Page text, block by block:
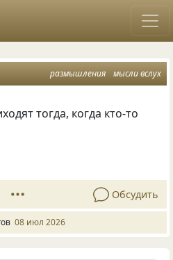
размышления мысли вслух
тогда, когда кто-то
Обсудить
08 июл 2026